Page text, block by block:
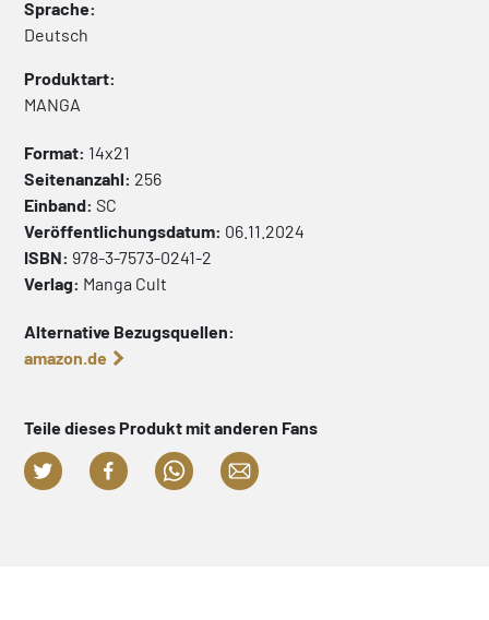
Sprache:
Deutsch
Produktart:
MANGA
Format: 14x21
Seitenanzahl: 256
Einband: SC
Veröffentlichungsdatum: 06.11.2024
ISBN: 978-3-7573-0241-2
Verlag: Manga Cult
Alternative Bezugsquellen:
amazon.de
Teile dieses Produkt mit anderen Fans